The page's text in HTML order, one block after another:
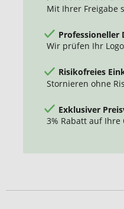
Mit Ihrer Freigabe
Professioneller
Wir prüfen Ihr
Risikofreies
Stornieren ohne
Exklusiver
3% Rabatt auf